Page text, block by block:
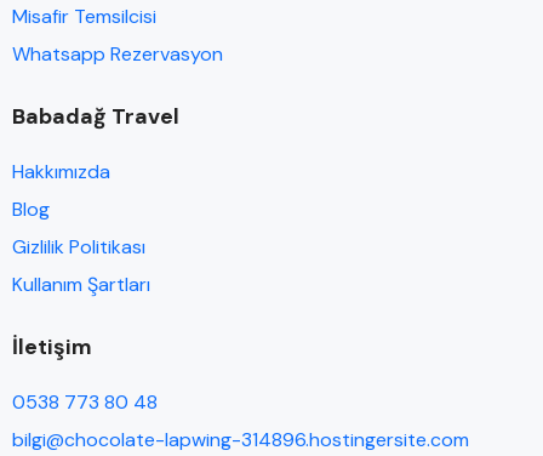
Misafir Temsilcisi
Whatsapp Rezervasyon
Babadağ Travel
Hakkımızda
Blog
Gizlilik Politikası
Kullanım Şartları
İletişim
0538 773 80 48
bilgi@chocolate-lapwing-314896.hostingersite.com